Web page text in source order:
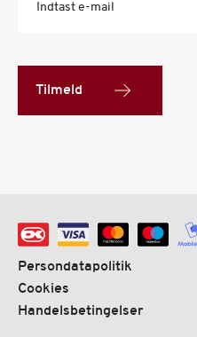
Indtast e-mail
Tilmeld
Persondatapolitik
Cookies
Handelsbetingelser